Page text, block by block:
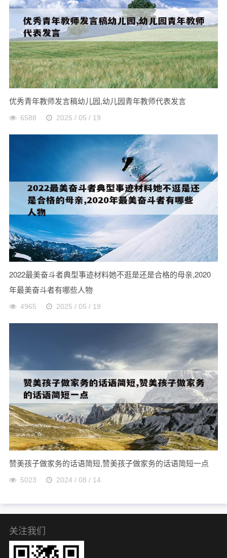
优秀青年教师发言稿幼儿园,幼儿园青年教师代表发言
6588 2025 / 05 / 19
2022最美奋斗者典型事迹材料她不逛是还是合格的母亲,2020
年最美奋斗者有哪些人物
4965 2025 / 05 / 19
赞美孩子做家务的话语简短,赞美孩子做家务的话语简短一点
5023 2024 / 08 / 14
关注我们